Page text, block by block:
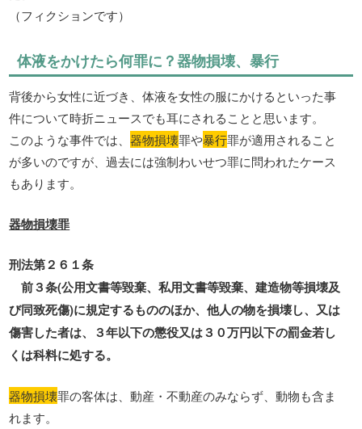
（フィクションです）
体液をかけたら何罪に？器物損壊、暴行
背後から女性に近づき、体液を女性の服にかけるといった事
件について時折ニュースでも耳にされることと思います。
このような事件では、器物損壊罪や暴行罪が適用されること
が多いのですが、過去には強制わいせつ罪に問われたケース
もあります。
器物損壊罪
刑法第２６１条
前３条(公用文書等毀棄、私用文書等毀棄、建造物等損壊及
び同致死傷)に規定するもののほか、他人の物を損壊し、又は
傷害した者は、３年以下の懲役又は３０万円以下の罰金若し
くは科料に処する。
器物損壊罪の客体は、動産・不動産のみならず、動物も含ま
れます。